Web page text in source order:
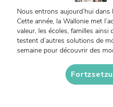
Nous entrons aujourd’hui
Cette année, la Wallonie met
valeur, les écoles, familles ainsi
testent d’autres solutions de
semaine pour découvrir des